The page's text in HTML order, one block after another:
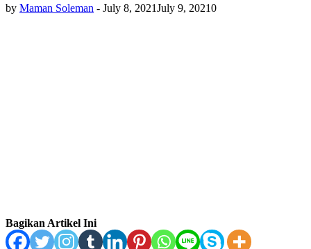
by Maman Soleman - July 8, 2021July 9, 20210
Bagikan Artikel Ini